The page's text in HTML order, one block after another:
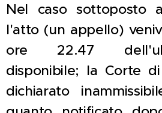
Nel caso sottoposto
l'atto (un appello)
ore 22.47
disponibile; la Corte
dichiarato